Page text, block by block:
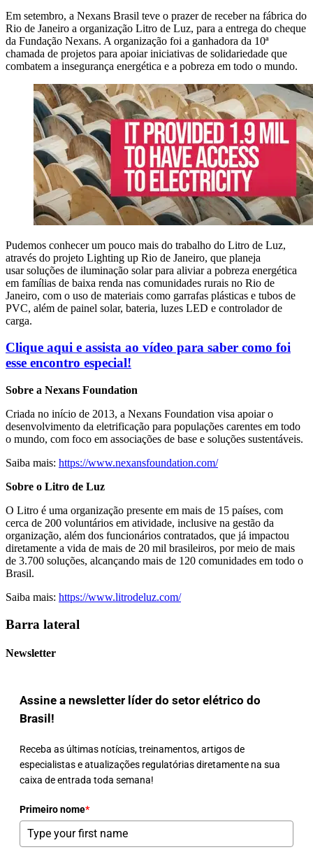
Em setembro, a Nexans Brasil teve o prazer de receber na fábrica do
Rio de Janeiro a organização Litro de Luz, para a entrega do cheque
da Fundação Nexans. A organização foi a ganhadora da 10ª
chamada de projetos para apoiar iniciativas de solidariedade que
combatem a insegurança energética e a pobreza em todo o mundo.
Pudemos conhecer um pouco mais do trabalho do Litro de Luz,
através do projeto Lighting up Rio de Janeiro, que planeja
usar soluções de iluminação solar para aliviar a pobreza energética
em famílias de baixa renda nas comunidades rurais no Rio de
Janeiro, com o uso de materiais como garrafas plásticas e tubos de
PVC, além de painel solar, bateria, luzes LED e controlador de
carga.
Clique aqui e assista ao vídeo para saber como foi
esse encontro especial!
Sobre a Nexans Foundation
Criada no início de 2013, a Nexans Foundation visa apoiar o
desenvolvimento da eletrificação para populações carentes em todo
o mundo, com foco em associações de base e soluções sustentáveis.
Saiba mais: https://www.nexansfoundation.com/
Sobre o Litro de Luz
O Litro é uma organização presente em mais de 15 países, com
cerca de 200 voluntários em atividade, inclusive na gestão da
organização, além dos funcionários contratados, que já impactou
diretamente a vida de mais de 20 mil brasileiros, por meio de mais
de 3.700 soluções, alcançando mais de 120 comunidades em todo o
Brasil.
Saiba mais: https://www.litrodeluz.com/
Barra lateral
Newsletter
Assine a newsletter líder do setor elétrico do
Brasil!
Receba as últimas notícias, treinamentos, artigos de
especialistas e atualizações regulatórias diretamente na sua
caixa de entrada toda semana!
Primeiro nome*